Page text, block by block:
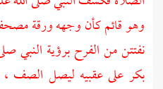
وهو قائم كأن وجهه ورقة
نفتتن من الفرح برؤية النبي
بكر على عقبيه ليصل الصف ،